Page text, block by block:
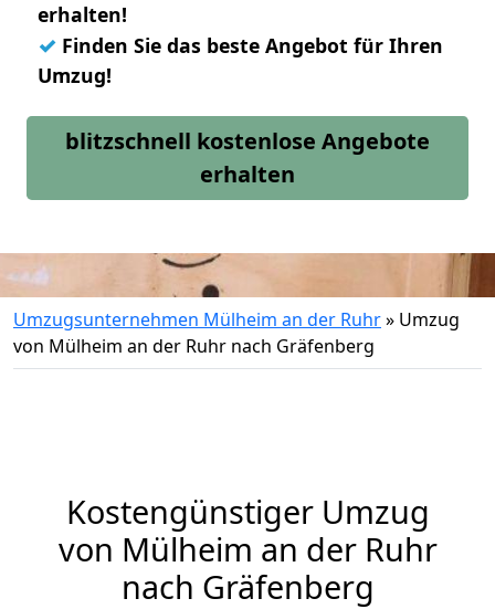
erhalten!
✓ Finden Sie das beste Angebot für Ihren
Umzug!
blitzschnell kostenlose Angebote
erhalten
Umzugsunternehmen Mülheim an der Ruhr» Umzug
von Mülheim an der Ruhr nach Gräfenberg
Kostengünstiger Umzug
von Mülheim an der Ruhr
nach Gräfenberg